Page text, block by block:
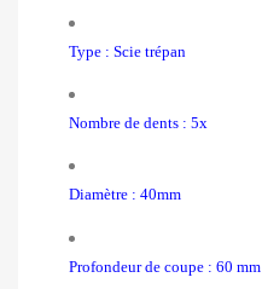
Type : Scie trépan
Nombre de dents : 5x
Diamètre : 40mm
Profondeur de coupe : 60 mm